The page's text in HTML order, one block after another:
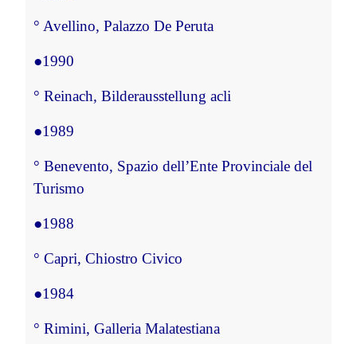
° Avellino, Palazzo De Peruta
●1990
° Reinach, Bilderausstellung acli
●1989
° Benevento, Spazio dell’Ente Provinciale del
Turismo
●1988
° Capri, Chiostro Civico
●1984
° Rimini, Galleria Malatestiana